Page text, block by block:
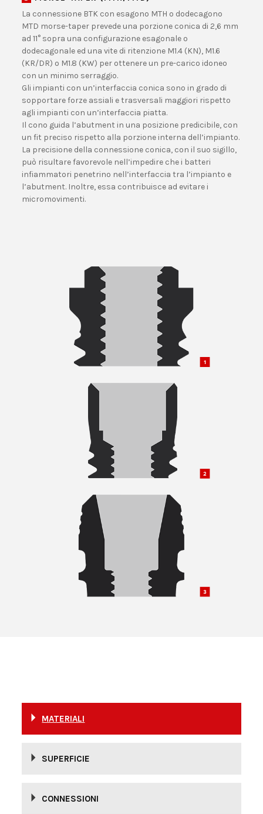
La connessione BTK con esagono MTH o dodecagono
MTD morse-taper prevede una porzione conica di 2,6 mm
ad 11° sopra una configurazione esagonale o
dodecagonale ed una vite di ritenzione M1.4 (KN), M1.6
(KR/DR) o M1.8 (KW) per ottenere un pre-carico idoneo
con un minimo serraggio.
Gli impianti con un’interfaccia conica sono in grado di
sopportare forze assiali e trasversali maggiori rispetto
agli impianti con un’interfaccia piatta.
Il cono guida l’abutment in una posizione predicibile, con
un fit preciso rispetto alla porzione interna dell’impianto.
La precisione della connessione conica, con il suo sigillo,
può risultare favorevole nell’impedire che i batteri
infiammatori penetrino nell’interfaccia tra l’impianto e
l’abutment. Inoltre, essa contribuisce ad evitare i
micromovimenti.
MATERIALI
SUPERFICIE
CONNESSIONI